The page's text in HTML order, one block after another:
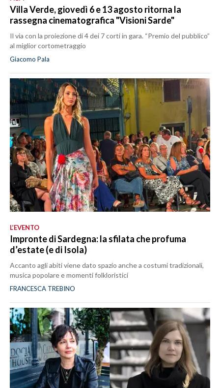
Villa Verde, giovedì 6 e 13 agosto ritorna la
rassegna cinematografica "Visioni Sarde"
Il via con la proiezione di 4 dei 7 corti in gara. “Premio del pubblico”
al miglior cortometraggio
Giacomo Pala
L’EVENTO
Impronte di Sardegna: la sfilata che profuma
d’estate (e di Isola)
Accanto agli abiti viene dato spazio anche a costumi tradizionali,
musica popolare e momenti folkloristici
FRANCESCA TREBINO